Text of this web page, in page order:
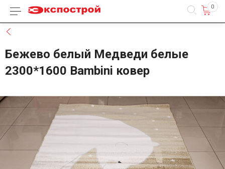
Каталог товаров 0
Бежево белый Медведи белые
2300*1600 Bambini ковер